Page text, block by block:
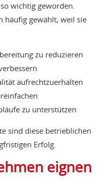
wichtig geworden.
häufig gewählt, weil sie
zu reduzieren
aufrechtzuerhalten
zu unterstützen
sind diese betrieblichen
Erfolg.
eignen